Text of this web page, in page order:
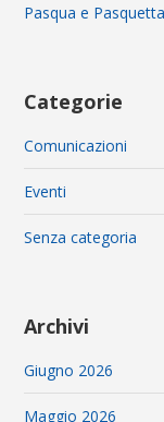
Pasqua e
Categorie
Comunicazioni
Eventi
Senza categoria
Archivi
Giugno 2026
Maggio 2026